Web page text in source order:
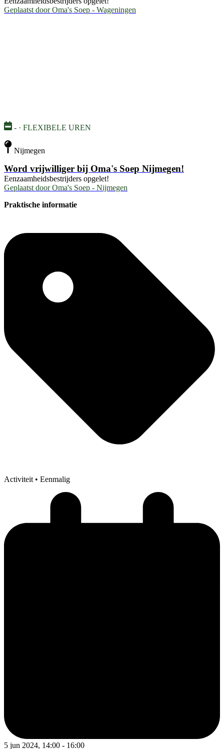
Geplaatst door Oma's Soep - Wageningen
- · FLEXIBELE UREN
Nijmegen
Word vrijwilliger bij Oma's Soep Nijmegen!
Eenzaamheidsbestrijders opgelet!
Geplaatst door Oma's Soep - Nijmegen
Praktische informatie
Activiteit • Eenmalig
5 jun 2024, 14:00 - 16:00